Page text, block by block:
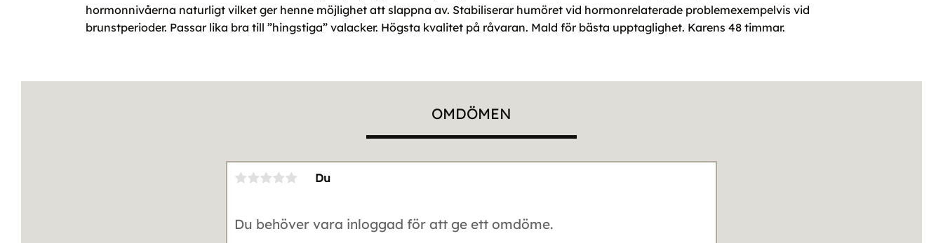
hormonnivåerna naturligt vilket ger henne möjlighet att slappna av. Stabiliserar humöret vid hormonrelaterade problemexempelvis vid
brunstperioder. Passar lika bra till ”hingstiga” valacker. Högsta kvalitet på råvaran. Mald för bästa upptaglighet. Karens 48 timmar.
OMDÖMEN
Du